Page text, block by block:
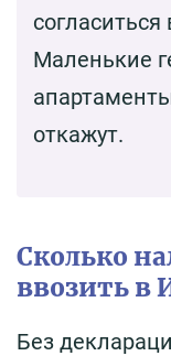
Маленькие
откажут.
Сколько
ввозить в
Без